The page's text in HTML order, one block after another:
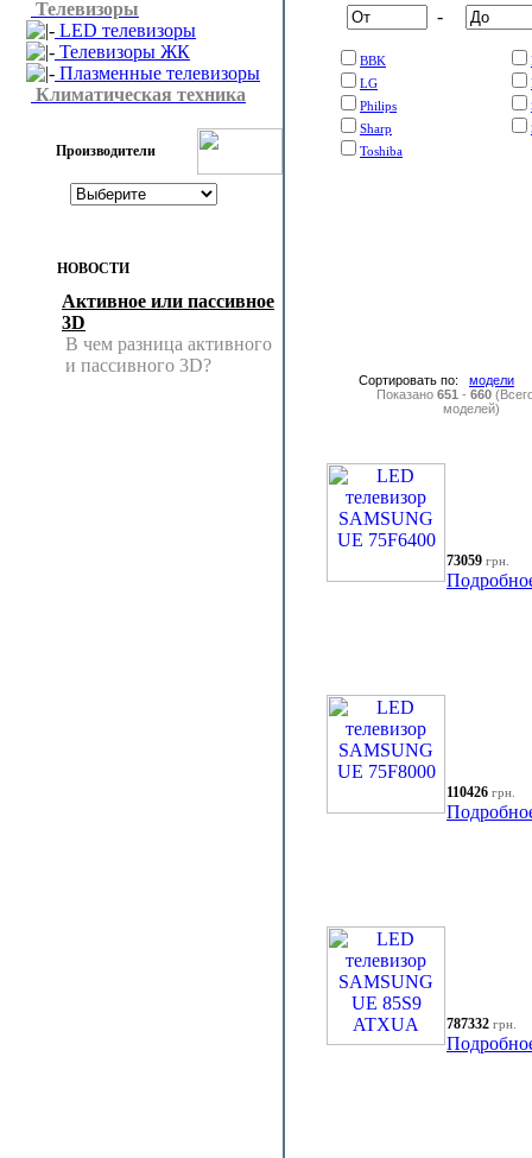
Телевизоры
LED телевизоры
Телевизоры ЖК
Плазменные телевизоры
Климатическая техника
Производители
НОВОСТИ
Активное или пассивное
3D
В чем разница активного
и пассивного 3D?
-
BBK
LG
Philips
Sharp
Toshiba
Сортировать по: модели
Показано 651 - 660
моделей)
73059 грн.
110426 грн.
787332 грн.